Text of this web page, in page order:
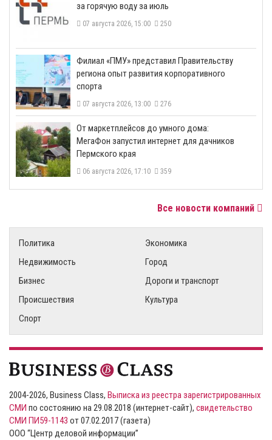
за горячую воду за июль
07 августа 2026, 15:00 250
​Филиал «ПМУ» представил Правительству
региона опыт развития корпоративного
спорта
07 августа 2026, 13:00 276
От маркетплейсов до умного дома:
МегаФон запустил интернет для дачников
Пермского края
06 августа 2026, 17:10 359
Все новости компаний
Политика
Экономика
Недвижимость
Город
Бизнес
Дороги и транспорт
Происшествия
Культура
Спорт
2004-2026, Business Class, Выписка из реестра зарегистрированных
СМИ по состоянию на 29.08.2018 (интернет-сайт), свидетельство
СМИ ПИ59-1143 от 07.02.2017 (газета)
ООО “Центр деловой информации”